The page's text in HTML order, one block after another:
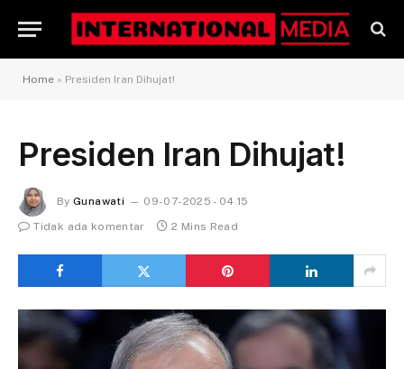
Home » Presiden Iran Dihujat!
Presiden Iran Dihujat!
By Gunawati
09-07-2025 - 04.15
Tidak ada komentar
2 Mins Read